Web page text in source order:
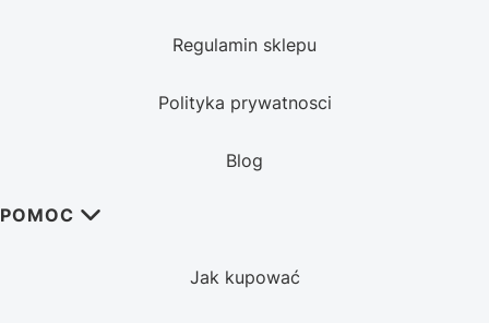
Regulamin sklepu
Polityka prywatnosci
Blog
POMOC
Jak kupować